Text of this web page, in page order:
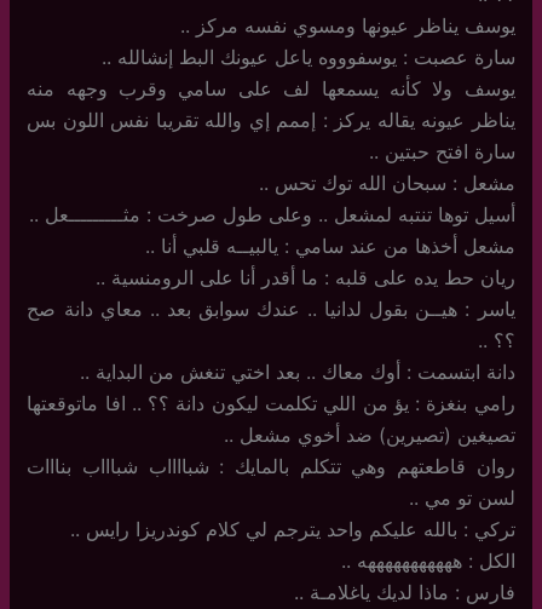
يوسف يناظر عيونها ومسوي نفسه مركز ..
سارة عصبت : يوسفوووه ياعل عيونك البط إنشالله ..
يوسف ولا كأنه يسمعها لف على سامي وقرب وجهه منه
يناظر عيونه يقاله يركز : إممم إي والله تقريبا نفس اللون بس
سارة افتح حبتين ..
مشعل : سبحان الله توك تحس ..
أسيل توها تنتبه لمشعل .. وعلى طول صرخت : مثـــــــــعل ..
مشعل أخذها من عند سامي : يالبيــه قلبي أنا ..
ريان حط يده على قلبه : ما أقدر أنا على الرومنسية ..
ياسر : هيــن بقول لدانيا .. عندك سوابق بعد .. معاي دانة صح
؟؟ ..
دانة ابتسمت : أوك معاك .. بعد اختي تنغش من البداية ..
رامي بنغزة : يؤ من اللي تكلمت ليكون دانة ؟؟ .. افا ماتوقعتها
تصيغين (تصيرين) ضد أخوي مشعل ..
روان قاطعتهم وهي تتكلم بالمايك : شبااااب شباااب بنااات
لسن تو مي ..
تركي : بالله عليكم واحد يترجم لي كلام كوندريزا رايس ..
الكل : هههههههههههه ..
فارس : ماذا لديك ياغلامـة ..